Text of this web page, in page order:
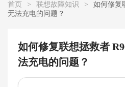
首页 > 联想故障知识 >
如何修复
无法充电的问题？
如何修复联想拯救者
法充电的问题？